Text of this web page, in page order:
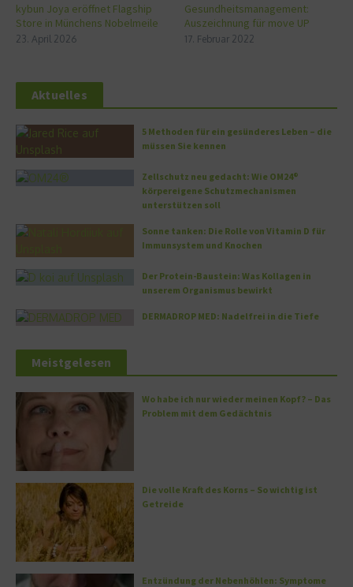
kybun Joya eröffnet Flagship
Store in Münchens Nobelmeile
23. April 2026
Gesundheitsmanagement:
Auszeichnung für move UP
17. Februar 2022
Aktuelles
5 Methoden für ein gesünderes Leben – die
müssen Sie kennen
Zellschutz neu gedacht: Wie OM24®
körpereigene Schutzmechanismen
unterstützen soll
Sonne tanken: Die Rolle von Vitamin D für
Immunsystem und Knochen
Der Protein-Baustein: Was Kollagen in
unserem Organismus bewirkt
DERMADROP MED: Nadelfrei in die Tiefe
Meistgelesen
Wo habe ich nur wieder meinen Kopf? – Das
Problem mit dem Gedächtnis
Die volle Kraft des Korns – So wichtig ist
Getreide
Entzündung der Nebenhöhlen: Symptome